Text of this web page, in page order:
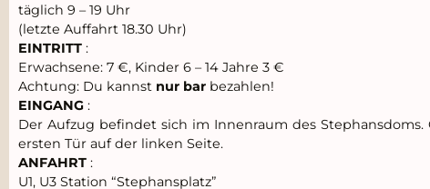
täglich 9 – 19 Uhr
(letzte Auffahrt 18.30 Uhr)
EINTRITT :
Erwachsene: 7 €, Kinder 6 – 14 Jahre 3 €
Achtung: Du kannst nur bar bezahlen!
EINGANG :
Der Aufzug befindet sich im Innenraum des
ersten Tür auf der linken Seite.
ANFAHRT :
U1, U3 Station “Stephansplatz”